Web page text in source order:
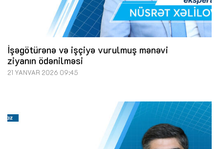
İşəgötürənə və işçiyə vurulmuş mənəvi
ziyanın ödənilməsi
21 YANVAR 2026 09:45